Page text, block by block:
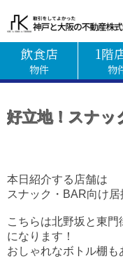
飲食店
物件
1階
物
好立地！スナッ
本日紹介する店舗は
スナック・BAR向け居
こちらは北野坂と東
になります！
おしゃれなボトル棚